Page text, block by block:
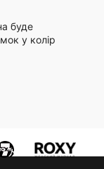
буде
у колір